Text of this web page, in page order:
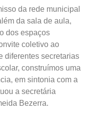
da rede municipal
da sala de aula,
dos espaços
coletivo ao
diferentes secretarias
construímos uma
em sintonia com a
a secretária
Bezerra.